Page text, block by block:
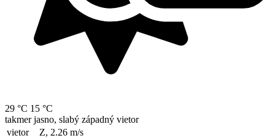
29 °C 15 °C
takmer jasno, slabý západný vietor
vietor
Z, 2.26 m/s